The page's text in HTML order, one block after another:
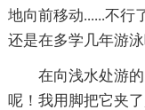
地向前移动......不行
还是在多学几年游泳
在向浅水处游
呢！我用脚把它夹